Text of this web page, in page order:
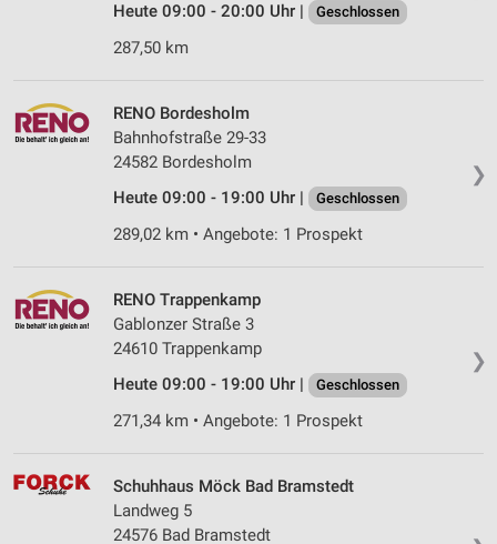
Heute 09:00 - 20:00 Uhr |
Geschlossen
287,50 km
❯
RENO Bordesholm
Bahnhofstraße 29-33
24582 Bordesholm
Heute 09:00 - 19:00 Uhr |
Geschlossen
289,02 km • Angebote: 1 Prospekt
❯
RENO Trappenkamp
Gablonzer Straße 3
24610 Trappenkamp
Heute 09:00 - 19:00 Uhr |
Geschlossen
271,34 km • Angebote: 1 Prospekt
Schuhhaus Möck Bad Bramstedt
Landweg 5
24576 Bad Bramstedt